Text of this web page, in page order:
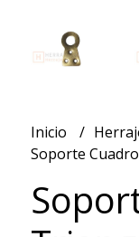
Inicio
Soporte